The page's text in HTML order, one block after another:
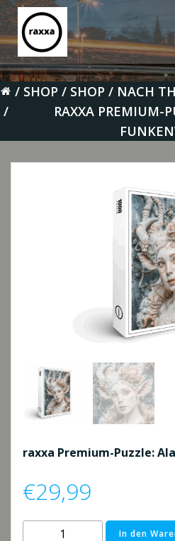
Zum
Inhalt
springen
SHOP SHOP NACH
RAXXA PREMIUM-
raxxa Premium-Puzzle:
€29,99
In den